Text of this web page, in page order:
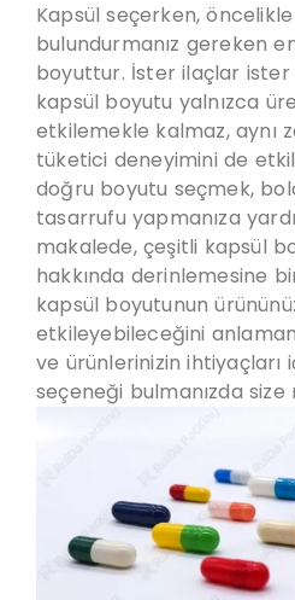
Kapsül seçerken,
bulundurmanız gereken
boyuttur. İster ilaçlar
kapsül boyutu yalnızca
etkilemekle kalmaz, aynı
tüketici deneyimini de
doğru boyutu seçmek,
tasarrufu yapmanıza
makalede, çeşitli kapsül
hakkında derinlemesine
kapsül boyutunun
etkileyebileceğini
ve ürünlerinizin ihtiyaçları
seçeneği bulmanızda